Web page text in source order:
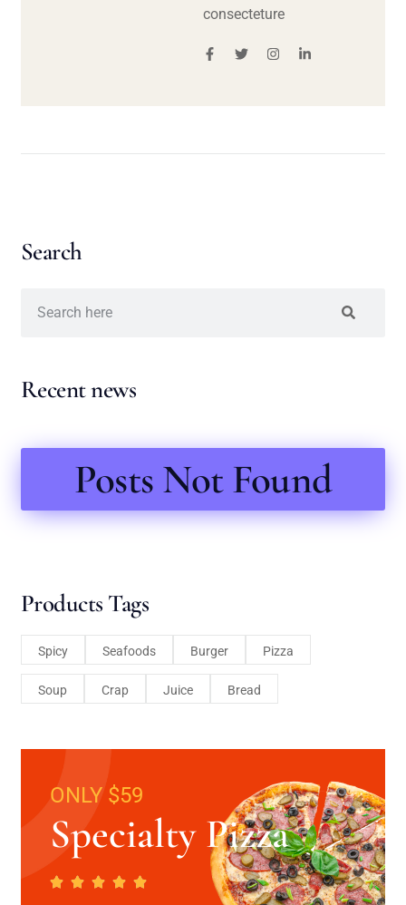
consecteture
Search
Recent news
Posts Not Found
Products Tags
Spicy Seafoods Burger Pizza
Soup Crap Juice Bread
ONLY $59
Specialty Pizza